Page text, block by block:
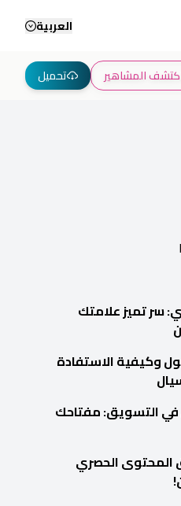
العربية
المشاهير تحميل
سر تميز علامتك
وكيفية الاستفادة
في التسويق: مفتاحك
المحتوى الحصري